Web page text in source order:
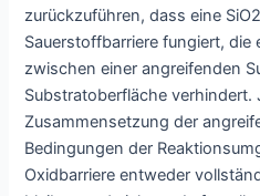
zurückzuführen, dass eine
Sauerstoffbarriere fungiert, die
zwischen einer angreifenden
Substratoberfläche verhindert.
Zusammensetzung der
Bedingungen der
Oxidbarriere entweder